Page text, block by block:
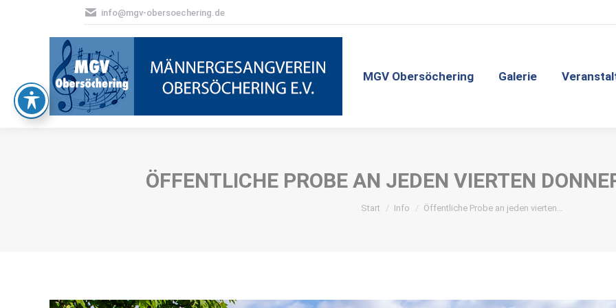
info@mgv-obersoechering.de
MGV Obersöchering Galerie
ÖFFENTLICHE PROBE AN JEDEN VIERTEN
Sie befinden sich hier:
Start Info Öffentliche Probe an jeden vierten…